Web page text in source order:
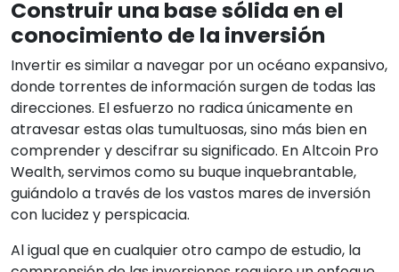
Construir una base sólida en el
conocimiento de la inversión
Invertir es similar a navegar por un océano expansivo,
donde torrentes de información surgen de todas las
direcciones. El esfuerzo no radica únicamente en
atravesar estas olas tumultuosas, sino más bien en
comprender y descifrar su significado. En Altcoin Pro
Wealth, servimos como su buque inquebrantable,
guiándolo a través de los vastos mares de inversión
con lucidez y perspicacia.
Al igual que en cualquier otro campo de estudio, la